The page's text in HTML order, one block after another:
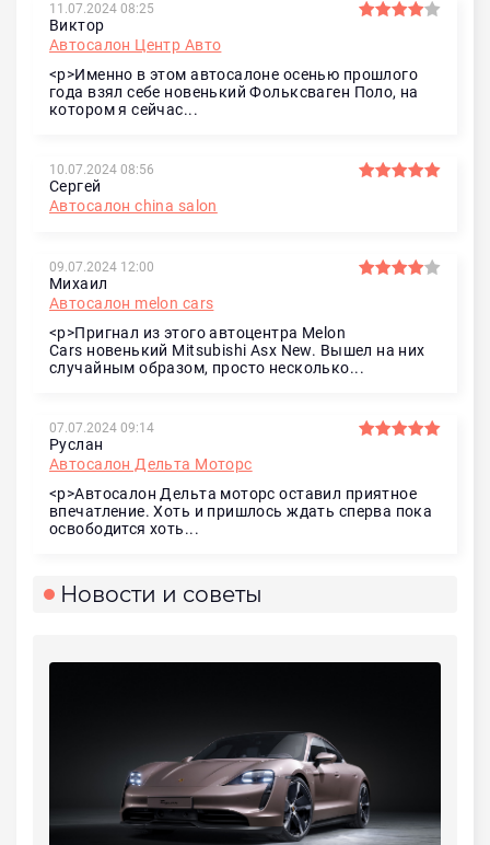
11.07.2024 08:25
Виктор
Автосалон Центр Авто
<p>Именно в этом автосалоне осенью прошлого
года взял себе новенький Фольксваген Поло, на
котором я сейчас...
10.07.2024 08:56
Сергей
Автосалон china salon
09.07.2024 12:00
Михаил
Автосалон melon cars
<p>Пригнал из этого автоцентра Melon
Cars новенький Mitsubishi Asx New. Вышел на них
случайным образом, просто несколько...
07.07.2024 09:14
Руслан
Автосалон Дельта Моторс
<p>Автосалон Дельта моторс оставил приятное
впечатление. Хоть и пришлось ждать сперва пока
освободится хоть...
Новости и советы